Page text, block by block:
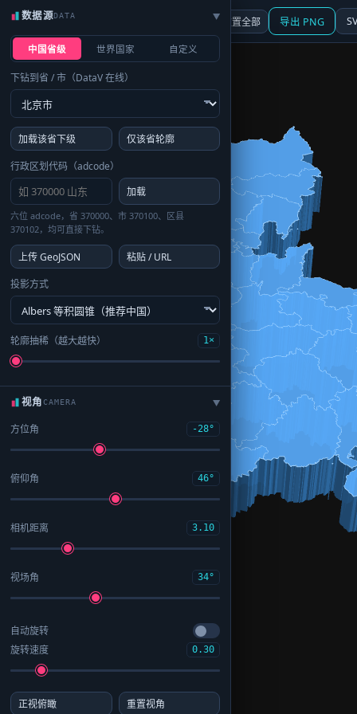
☰ 面板 地图 重置全部 导出 PNG
数据源DATA ▶
中国省级 世界国家 自定义
下钻到省 / 市（DataV 在线）
加载该省下级
仅该省轮廓
行政区划代码（adcode）
加载
六位 adcode，省 370000、市 370100、区县
370102，均可直接下钻。
上传 GeoJSON
粘贴 / URL
投影方式
轮廓抽稀（越大越快） 1×
视角CAMERA ▶
方位角 -28°
俯仰角 46°
相机距离 3.10
视场角 34°
自动旋转
旋转速度
0.30
正视俯瞰 重置视角